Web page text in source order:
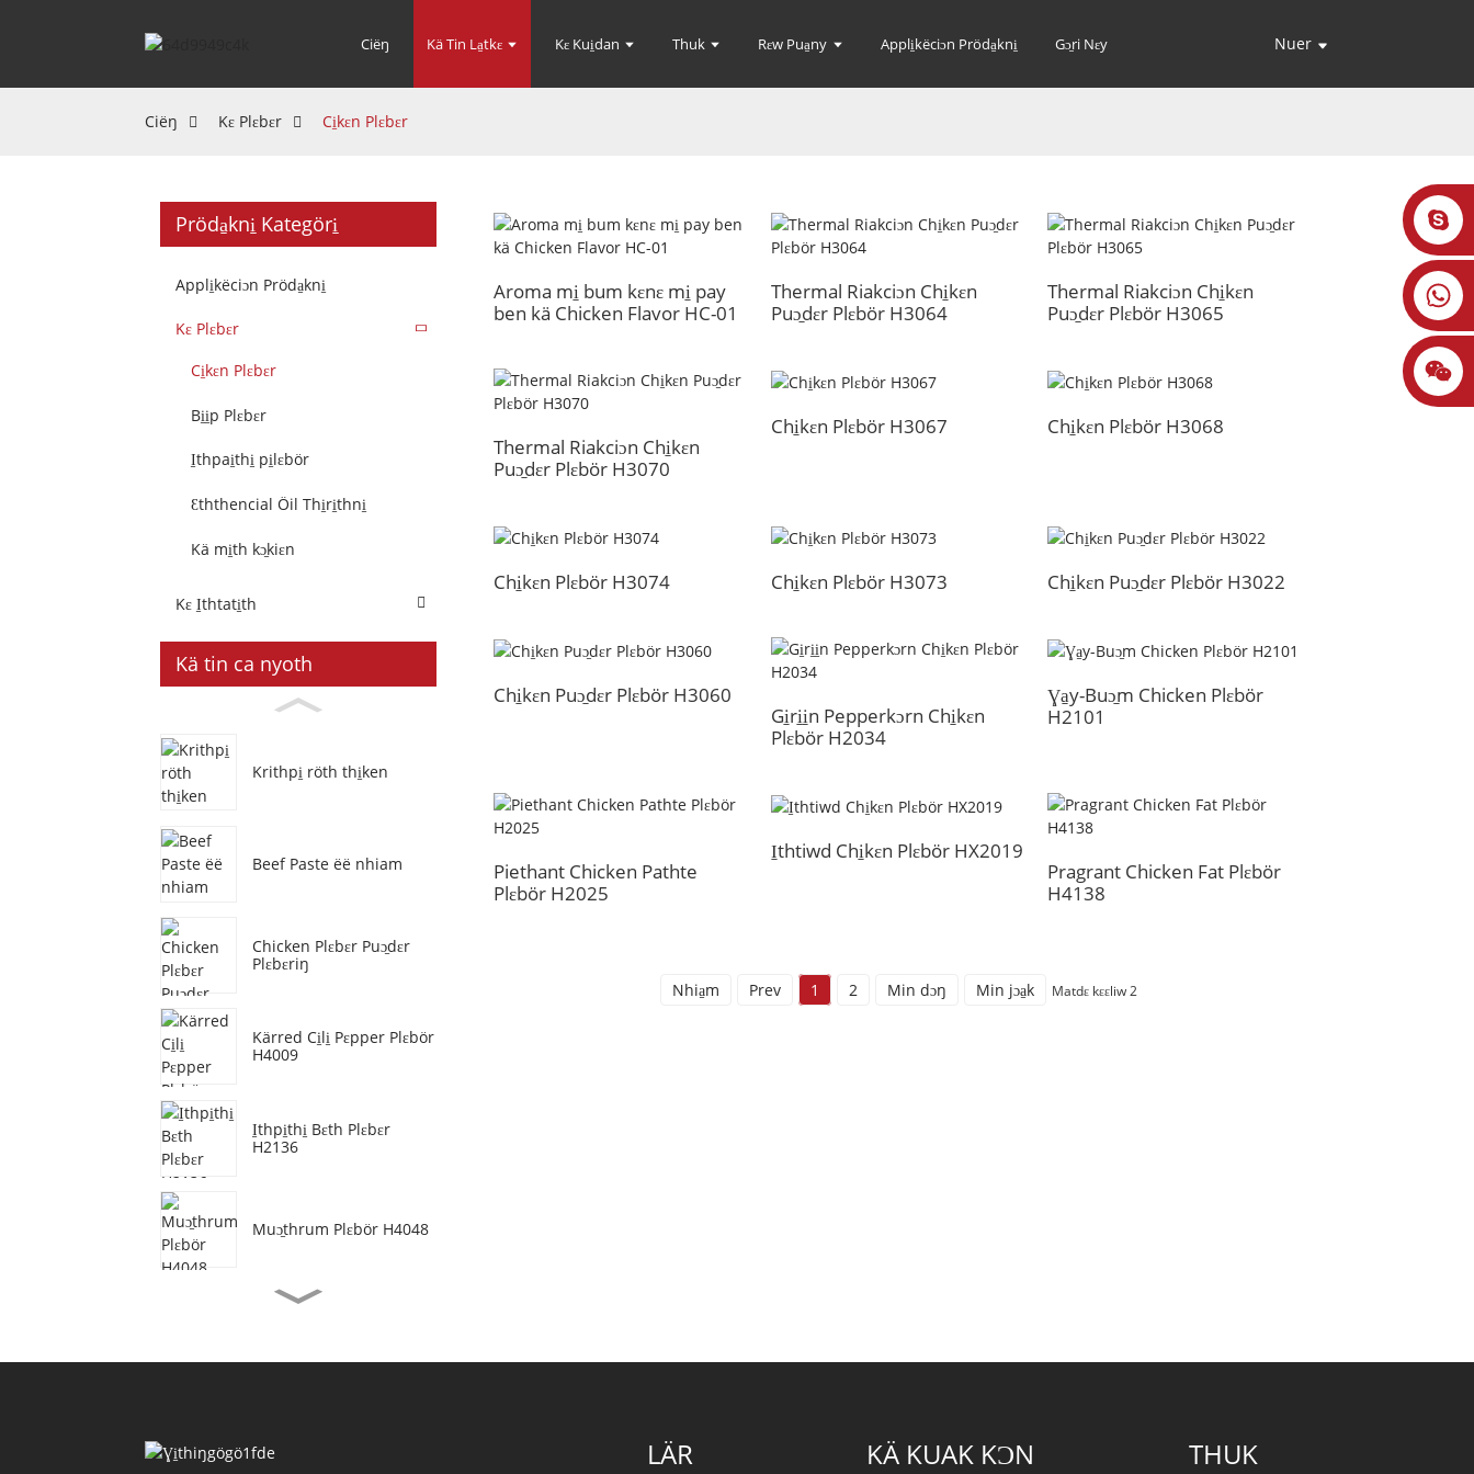
Ciëŋ Kä Tin La̱tkɛ Kɛ Kui̱dan Thuk Rɛw Pua̱ny Appli̱këciɔn Pröda̱kni̱ Gɔ̱ri Nɛy Nuer
Ciëŋ Kɛ Plɛbɛr Ci̱kɛn Plɛbɛr
Pröda̱kni̱ Kategöri̱
Appli̱këciɔn Pröda̱kni̱
Kɛ Plɛbɛr
Ci̱kɛn Plɛbɛr
Bi̱i̱p Plɛbɛr
I̱thpai̱thi̱ pi̱lɛbör
Ɛththencial Öil Thi̱ri̱thni̱
Kä mi̱th kɔ̱kiɛn
Kɛ I̱thtati̱th
Kä tin ca nyoth
Krithpi̱ röth thi̱ken
Beef Paste ëë nhiam
Chicken Plɛbɛr Puɔ̱dɛr
Plɛbɛriŋ
Kärred Ci̱li̱ Pɛpper Plɛbör
H4009
I̱thpi̱thi̱ Bɛth Plɛbɛr
H2136
Muɔ̱thrum Plɛbör H4048
Aroma mi̱ bum kɛnɛ mi̱ pay
ben kä Chicken Flavor HC-01
Thermal Riakciɔn Chi̱kɛn
Puɔ̱dɛr Plɛbör H3064
Thermal Riakciɔn Chi̱kɛn
Puɔ̱dɛr Plɛbör H3065
Thermal Riakciɔn Chi̱kɛn
Puɔ̱dɛr Plɛbör H3070
Chi̱kɛn Plɛbör H3067 Chi̱kɛn Plɛbör H3068
Chi̱kɛn Plɛbör H3074 Chi̱kɛn Plɛbör H3073 Chi̱kɛn Puɔ̱dɛr Plɛbör H3022
Chi̱kɛn Puɔ̱dɛr Plɛbör H3060
Gi̱ri̱i̱n Pepperkɔrn Chi̱kɛn
Plɛbör H2034
Ɣa̱y-Buɔ̱m Chicken Plɛbör
H2101
Piethant Chicken Pathte
Plɛbör H2025
I̱thtiwd Chi̱kɛn Plɛbör HX2019
Pragrant Chicken Fat Plɛbör
H4138
Nhia̱m Prev 1 2 Min dɔŋ Min jɔa̱k Matdɛ kɛɛliw 2
LÄR KÄ KUAK KƆN THUK